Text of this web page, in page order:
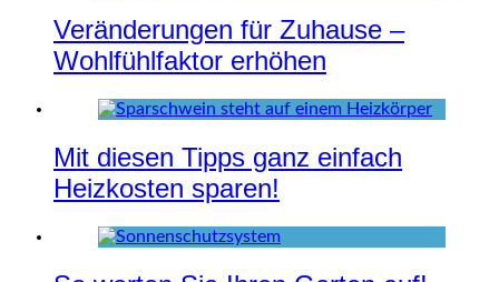
Veränderungen für Zuhause –
Wohlfühlfaktor erhöhen
Mit diesen Tipps ganz einfach
Heizkosten sparen!